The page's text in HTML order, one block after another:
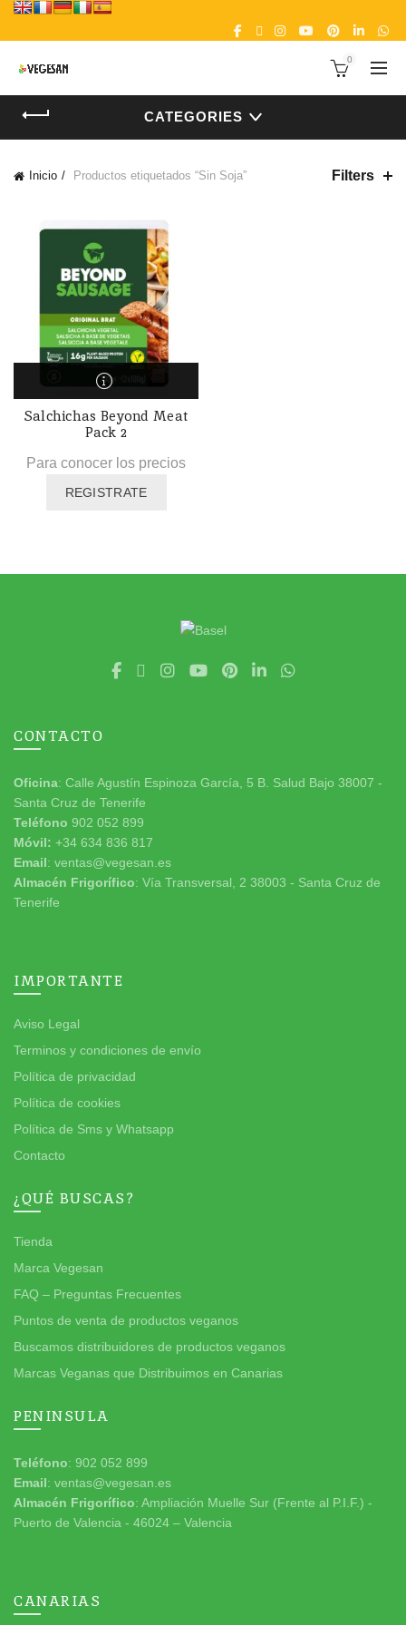
0
CATEGORIES
Inicio Productos etiquetados “Sin Soja” Filters
Salchichas Beyond Meat
Pack 2
Para conocer los precios
REGISTRATE
CONTACTO
Oficina: Calle Agustín Espinoza García, 5 B. Salud Bajo 38007 -
Santa Cruz de Tenerife
Teléfono 902 052 899
Móvil: +34 634 836 817
Email: ventas@vegesan.es
Almacén Frigorífico: Vía Transversal, 2 38003 - Santa Cruz de
Tenerife
IMPORTANTE
Aviso Legal
Terminos y condiciones de envío
Política de privacidad
Política de cookies
Política de Sms y Whatsapp
Contacto
¿QUÉ BUSCAS?
Tienda
Marca Vegesan
FAQ – Preguntas Frecuentes
Puntos de venta de productos veganos
Buscamos distribuidores de productos veganos
Marcas Veganas que Distribuimos en Canarias
PENINSULA
Teléfono: 902 052 899
Email: ventas@vegesan.es
Almacén Frigorífico: Ampliación Muelle Sur (Frente al P.I.F.) -
Puerto de Valencia - 46024 – Valencia
CANARIAS